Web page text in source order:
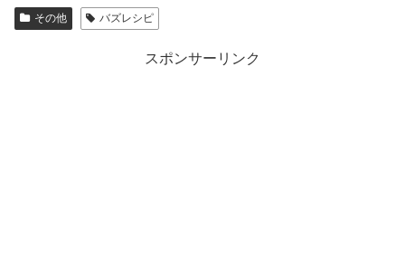
その他 バズレシピ
スポンサーリンク